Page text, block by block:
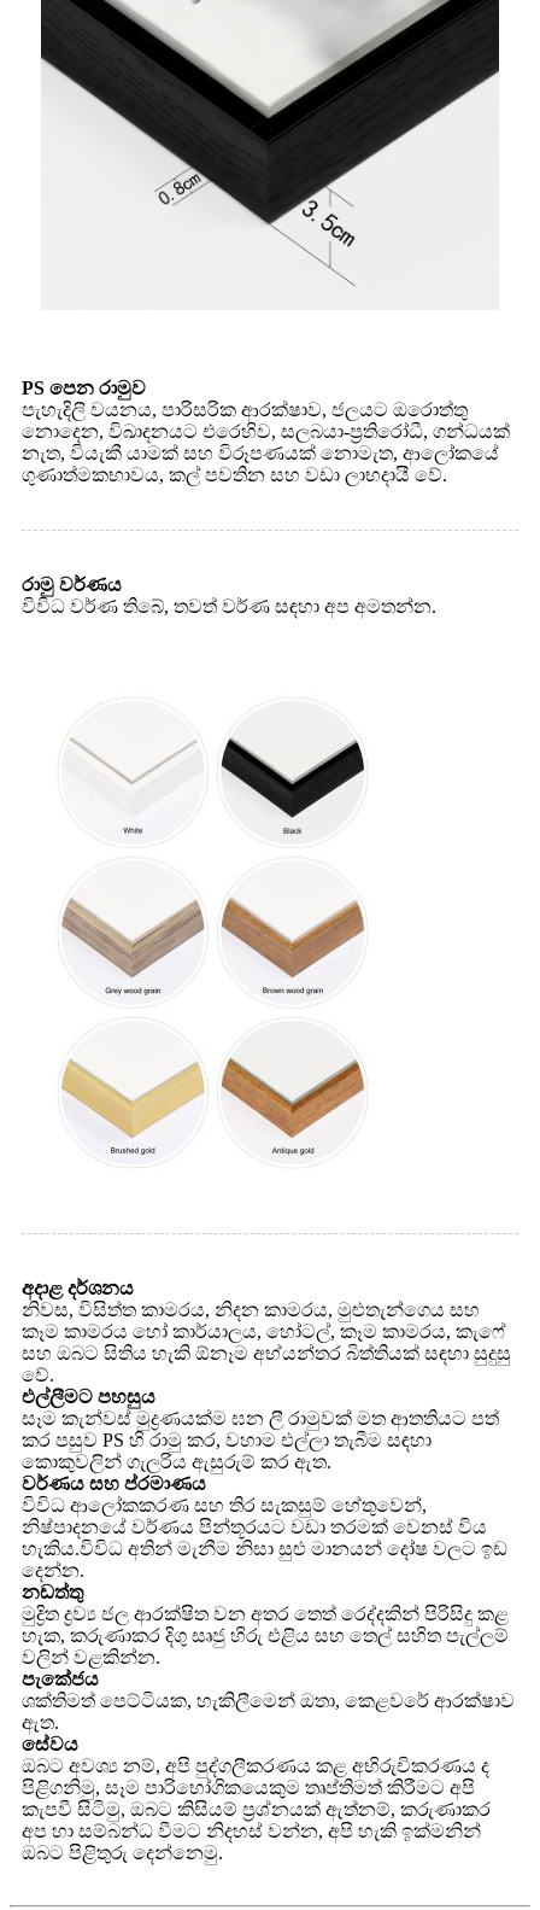
PS පෙන රාමුව
පැහැදිලි වයනය, පාරිසරික ආරක්ෂාව, ජලයට ඔරොත්තු
නොදෙන, විඛාදනයට එරෙහිව, සලබයා-ප්‍රතිරෝධී, ගන්ධයක්
නැත, වියැකී යාමක් සහ විරූපණයක් නොමැත, ආලෝකයේ
ගුණාත්මකභාවය, කල් පවතින සහ වඩා ලාභදායී වේ.
රාමු වර්ණය
විවිධ වර්ණ තිබේ, තවත් වර්ණ සඳහා අප අමතන්න.
අදාළ දර්ශනය
නිවස, විසිත්ත කාමරය, නිදන කාමරය, මුළුතැන්ගෙය සහ
කෑම කාමරය හෝ කාර්යාලය, හෝටල්, කෑම කාමරය, කැෆේ
සහ ඔබට සිතිය හැකි ඕනෑම අභ්යන්තර බිත්තියක් සඳහා සුදුසු
වේ.
එල්ලීමට පහසුය
සෑම කැන්වස් මුද්‍රණයක්ම ඝන ලී රාමුවක් මත ආතතියට පත්
කර පසුව PS හි රාමු කර, වහාම එල්ලා තැබීම සඳහා
කොකුවලින් ගැලරිය ඇසුරුම් කර ඇත.
වර්ණය සහ ප්රමාණය
විවිධ ආලෝකකරණ සහ තිර සැකසුම් හේතුවෙන්,
නිෂ්පාදනයේ වර්ණය පින්තූරයට වඩා තරමක් වෙනස් විය
හැකිය.විවිධ අතින් මැනීම නිසා සුළු මානයන් දෝෂ වලට ඉඩ
දෙන්න.
නඩත්තු
මුද්‍රිත ද්‍රව්‍ය ජල ආරක්ෂිත වන අතර තෙත් රෙද්දකින් පිරිසිදු කළ
හැක, කරුණාකර දිගු සෘජු හිරු එළිය සහ තෙල් සහිත පැල්ලම්
වලින් වළකින්න.
පැකේජය
ශක්තිමත් පෙට්ටියක, හැකිලීමෙන් ඔතා, කෙළවරේ ආරක්ෂාව
ඇත.
සේවය
ඔබට අවශ්‍ය නම්, අපි පුද්ගලීකරණය කළ අභිරුචිකරණය ද
පිළිගනිමු, සෑම පාරිභෝගිකයෙකුම තෘප්තිමත් කිරීමට අපි
කැපවී සිටිමු, ඔබට කිසියම් ප්‍රශ්නයක් ඇත්නම්, කරුණාකර
අප හා සම්බන්ධ වීමට නිදහස් වන්න, අපි හැකි ඉක්මනින්
ඔබට පිළිතුරු දෙන්නෙමු.